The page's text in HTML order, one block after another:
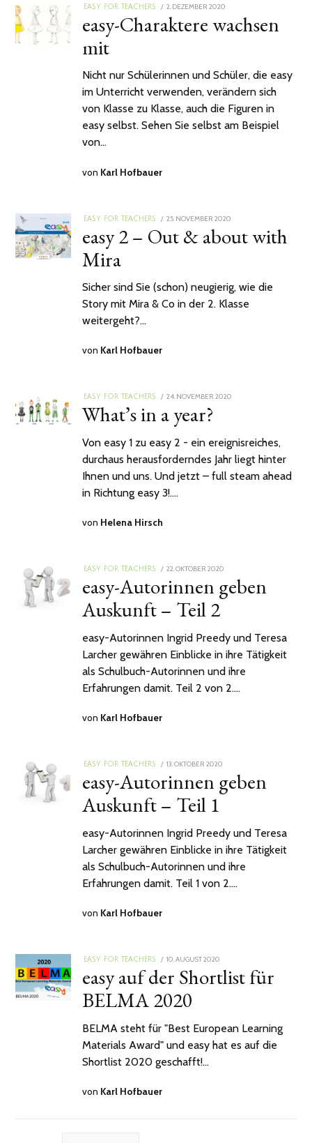
EASY FOR TEACHERS
POSTED
ON
2. DEZEMBER 2020
easy-Charaktere wachsen
mit
Nicht nur Schülerinnen und Schüler, die easy
im Unterricht verwenden, verändern sich
von Klasse zu Klasse, auch die Figuren in
easy selbst. Sehen Sie selbst am Beispiel
von…
von Karl Hofbauer
EASY FOR TEACHERS
POSTED
25. NOVEMBER 2020
2020
easy 2 – Out & about with
Mira
Sicher sind Sie (schon) neugierig, wie die
Story mit Mira & Co in der 2. Klasse
weitergeht?…
von Karl Hofbauer
EASY FOR TEACHERS
POSTED
24. NOVEMBER 2020
What’s in a year?
Von easy 1 zu easy 2 - ein ereignisreiches,
durchaus herausforderndes Jahr liegt hinter
Ihnen und uns. Und jetzt – full steam ahead
in Richtung easy 3!.…
von Helena Hirsch
EASY FOR TEACHERS
POSTED
22. OKTOBER 2020
easy-Autorinnen geben
Auskunft – Teil 2
easy-Autorinnen Ingrid Preedy und Teresa
Larcher gewähren Einblicke in ihre Tätigkeit
als Schulbuch-Autorinnen und ihre
Erfahrungen damit. Teil 2 von 2.…
von Karl Hofbauer
EASY FOR TEACHERS
POSTED
13. OKTOBER 2020
NOVEMBER
2020
easy-Autorinnen geben
Auskunft – Teil 1
easy-Autorinnen Ingrid Preedy und Teresa
Larcher gewähren Einblicke in ihre Tätigkeit
als Schulbuch-Autorinnen und ihre
Erfahrungen damit. Teil 1 von 2.…
von Karl Hofbauer
EASY FOR TEACHERS
POSTED
10. AUGUST 2020
AUGUST
2020
easy auf der Shortlist für
BELMA 2020
BELMA steht für "Best European Learning
Materials Award" und easy hat es auf die
Shortlist 2020 geschafft!…
von Karl Hofbauer